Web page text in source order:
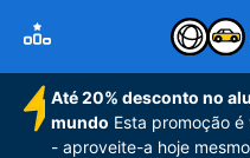
Até 20% desconto no
mundo Esta promoção
- aproveite-a hoje